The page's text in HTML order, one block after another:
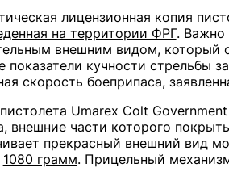
лицензионная копия
на территории ФРГ. Важно
внешним видом, который
показатели кучности стрельбы
скорость боеприпаса,
Umarex Colt
внешние части которого
прекрасный внешний вид
1080 грамм. Прицельный